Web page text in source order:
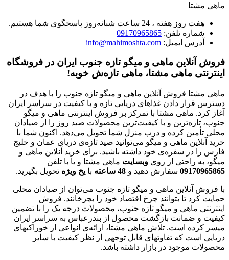
ماهی مشتا
هفت روز هفته ، 24 ساعت شبانه‌روز پاسخگوی شما هستیم.
شماره تلفن: 09170965865
آدرس ایمیل: info@mahimoshta.com
فروش آنلاین ماهی و میگو تازه جنوب ایران در فروشگاه
اینترنتی ماهی مشتا، ماهی تازه‌ش خوبه!
ماهی مشتا فروش آنلاین ماهی و میگو تازه جنوب را با هدف در
دسترس قرار دادن غذاهای دریایی تازه و با کیفیت در سراسر ایران
آغاز کرد. ماهی مشتا با تمرکز بر فروش اینترنتی ماهی و میگو
جنوب، تازه‌ترین و با کیفیت‌ترین محصولات صید روز را از صیادان
محلی تأمین کرده و درب منزل شما تحویل می‌دهد. اکنون شما با
خرید آنلاین ماهی و میگو می‌توانید صید تازه‌ی دریای عمان و خلیج
فارس را در سفره‌ی خود داشته باشید. برای خرید آنلاین ماهی و
میگو، به راحتی از روی وبسایت ماهی مشتا و یا با تلفن
09170965865 سفارش دهید و 48 ساعته با یخ ویژه تحویل بگیرید.
با فروش آنلاین ماهی و میگو تازه جنوب می‌توان از صیادان محلی
حمایت کرد تا بتوانند چرخ اقتصاد خود را بچرخانند. فروش
اینترنتی ماهی و میگو تازه جنوب، محصولات درجه یک را با تضمین
کیفیت و ضمانت بازگشت محصول از بندرعباس به سراسر ایران
میسر کرده است. تلاش ماهی مشتا، ارائه‌ی انواعی از خوراکیهای
دریایی است که تفاوتهای قابل توجهی از نظر کیفیت با سایر
محصولات موجود در بازار داشته باشد.